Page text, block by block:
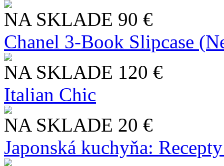
NA SKLADE 90 €
Chanel 3-Book Slipcase
NA SKLADE 120 €
Italian Chic
NA SKLADE 20 €
Japonská kuchyňa: